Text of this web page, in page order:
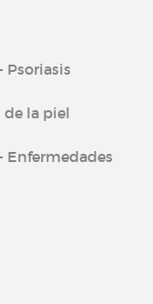
Psoriasis
la piel
Enfermedades